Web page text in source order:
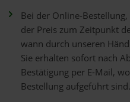
Bei der Online-
der Preis zum Zeitpunkt
wann durch unseren
Sie erhalten sofort nach
Bestätigung per E-Mail,
Bestellung aufgeführt sind.